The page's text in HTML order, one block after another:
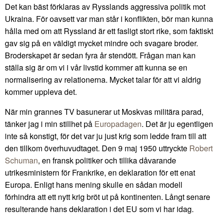
Det kan bäst förklaras av Rysslands aggressiva politik mot
Ukraina. För oavsett var man står i konflikten, bör man kunna
hålla med om att Ryssland är ett fasligt stort rike, som faktiskt
gav sig på en väldigt mycket mindre och svagare broder.
Broderskapet är sedan fyra år stendött. Frågan man kan
ställa sig är om vi i vår livstid kommer att kunna se en
normalisering av relationerna. Mycket talar för att vi aldrig
kommer uppleva det.
När min grannes TV basunerar ut Moskvas militära parad,
tänker jag i min stillhet på Europadagen. Det är ju egentligen
inte så konstigt, för det var ju just krig som ledde fram till att
den tillkom överhuvudtaget. Den 9 maj 1950 uttryckte Robert
Schuman, en fransk politiker och tillika dåvarande
utrikesministern för Frankrike, en deklaration för ett enat
Europa. Enligt hans mening skulle en sådan modell
förhindra att ett nytt krig bröt ut på kontinenten. Långt senare
resulterande hans deklaration i det EU som vi har idag.